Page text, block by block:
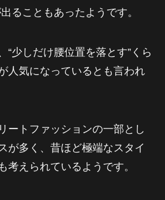
ることもあったようです。
“少しだけ腰位置を落とす”くら
人気になっているとも言われ
ートファッションの一部とし
が多く、昔ほど極端なスタイ
考えられているようです。